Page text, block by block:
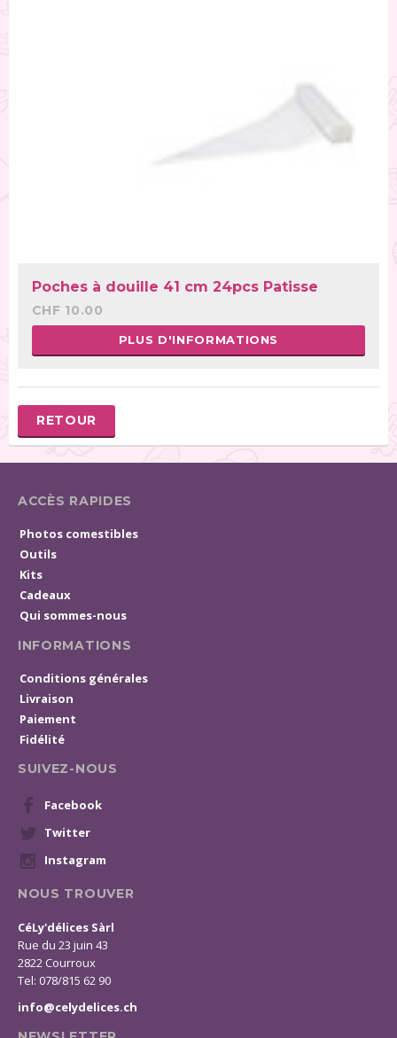
Poches à douille 41 cm 24pcs Patisse
CHF 10.00
PLUS D'INFORMATIONS
RETOUR
ACCÈS RAPIDES
Photos comestibles
Outils
Kits
Cadeaux
Qui sommes-nous
INFORMATIONS
Conditions générales
Livraison
Paiement
Fidélité
SUIVEZ-NOUS
Facebook
Twitter
Instagram
NOUS TROUVER
CéLy'délices Sàrl
Rue du 23 juin 43
2822 Courroux
Tel: 078/815 62 90
info@celydelices.ch